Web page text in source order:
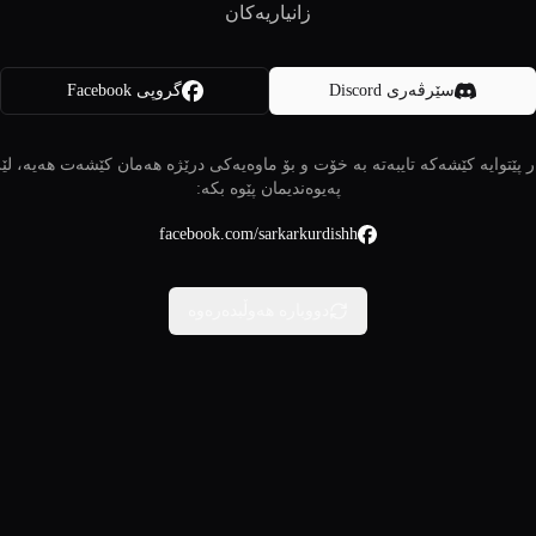
زانیاریەکان
سێرڤەری Discord گروپی Facebook
پێتوایە کێشەکە تایبەتە بە خۆت و بۆ ماوەیەکی درێژە هەمان کێشەت هەیە،
پەیوەندیمان پێوە بکە:
facebook.com/sarkarkurdishh